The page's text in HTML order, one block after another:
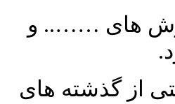
های …….. و
از گذشته های